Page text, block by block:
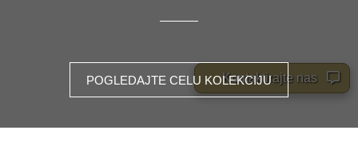
POGLEDAJTE CELU KOLEKCIJUKontaktirajte nas